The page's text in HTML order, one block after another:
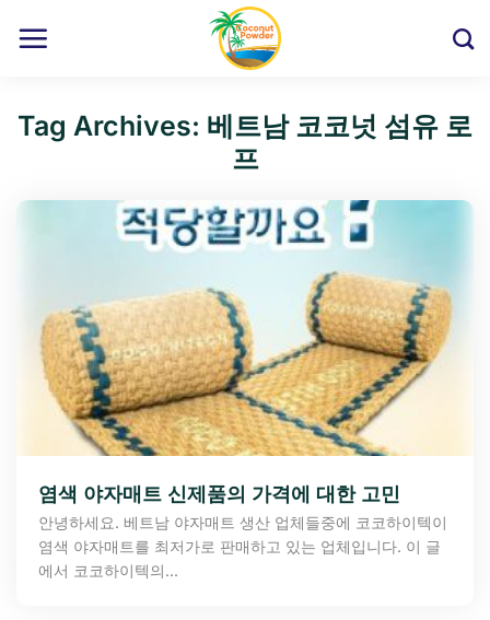
Tag Archives: 베트남 코코넛 섬유 로
프
염색 야자매트 신제품의 가격에 대한 고민
안녕하세요. 베트남 야자매트 생산 업체들중에 코코하이텍이
염색 야자매트를 최저가로 판매하고 있는 업체입니다. 이 글
에서 코코하이텍의...